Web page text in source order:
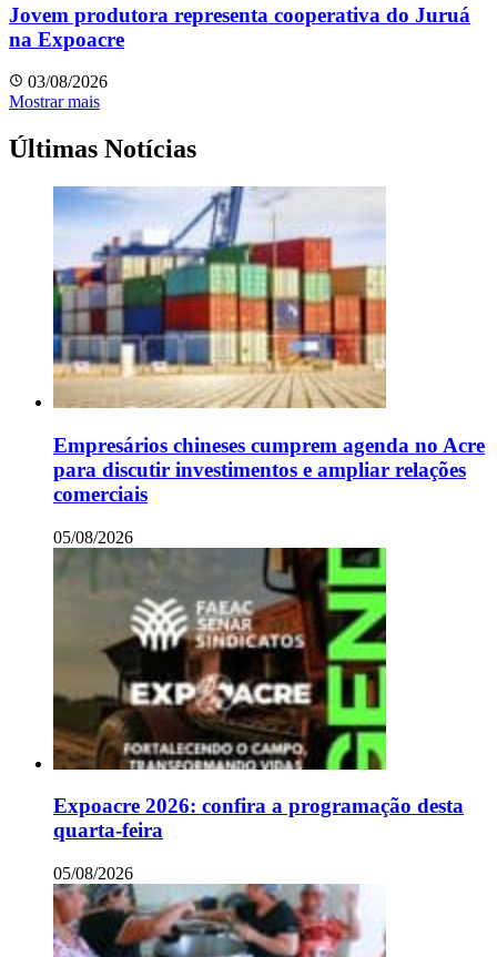
Jovem produtora representa cooperativa do Juruá
na Expoacre
03/08/2026
Mostrar mais
Últimas Notícias
Empresários chineses cumprem agenda no Acre
para discutir investimentos e ampliar relações
comerciais
05/08/2026
Expoacre 2026: confira a programação desta
quarta-feira
05/08/2026